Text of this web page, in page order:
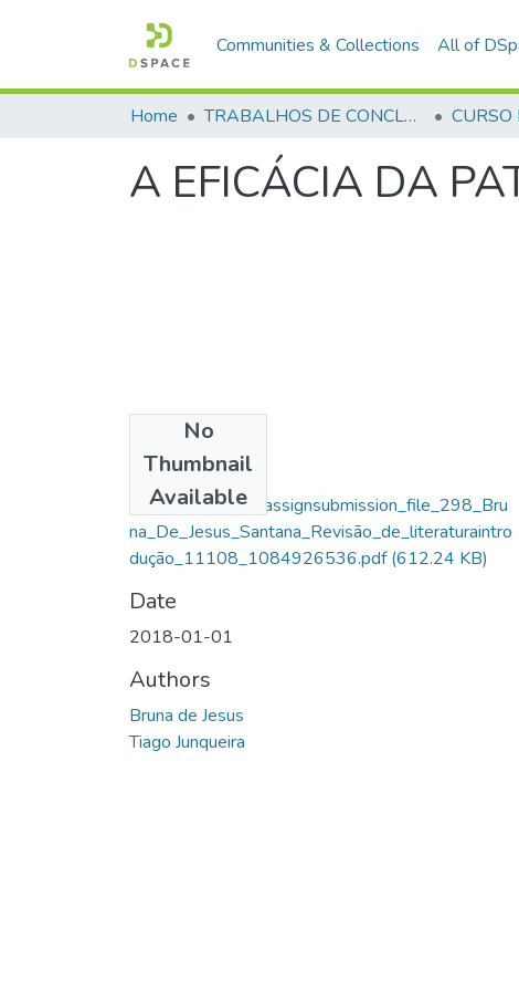
Communities & Collections All of
Home TRABALHOS DE CONCLUSÃO DE CURSO - CFP (CURSO DE FORMAÇÃO DE PRAÇAS)
A EFICÁCIA DA
No
Thumbnail
Available
Bruna De Jesus
Santana_13473_assignsubmission_file_298_Bru
na_De_Jesus_Santana_Revisão_de_literaturaintro
dução_11108_1084926536.pdf(612.24 KB)
Date
2018-01-01
Authors
Bruna de Jesus
Tiago Junqueira